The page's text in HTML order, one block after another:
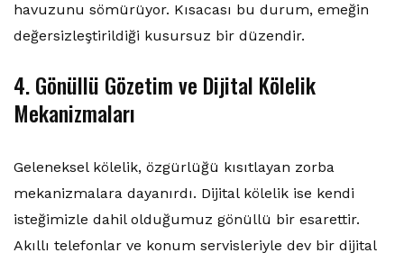
havuzunu sömürüyor. Kısacası bu durum, emeğin
değersizleştirildiği kusursuz bir düzendir.
4. Gönüllü Gözetim ve Dijital Kölelik
Mekanizmaları
Geleneksel kölelik, özgürlüğü kısıtlayan zorba
mekanizmalara dayanırdı. Dijital kölelik ise kendi
isteğimizle dahil olduğumuz gönüllü bir esarettir.
Akıllı telefonlar ve konum servisleriyle dev bir dijital